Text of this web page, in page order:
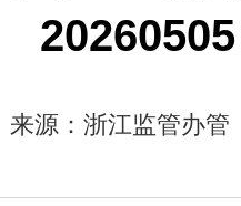
来源：浙江监管办管